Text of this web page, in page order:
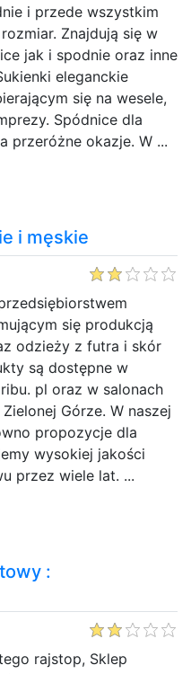
i przede wszystkim
Znajdują się w
jak i spodnie oraz inne
eleganckie
się na wesele,
Spódnice dla
przeróżne okazje. W ...
i męskie
się produkcją
odzieży z futra i skór
są dostępne w
pl oraz w salonach
Górze. W naszej
propozycje dla
wysokiej jakości
przez wiele lat. ...
:
rajstop, Sklep